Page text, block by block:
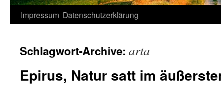
Zum
springen
Impressum Datenschutzerklärung
Schlagwort-Archive: arta
Epirus, Natur satt im